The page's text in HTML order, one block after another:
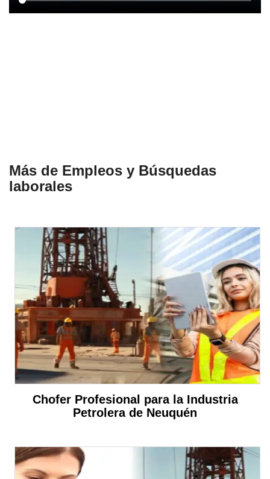
Más de Empleos y Búsquedas
laborales
Chofer Profesional para la Industria
Petrolera de Neuquén